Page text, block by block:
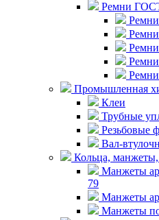
Ремни
Промышленная
Клеи
Трубные
Резьбовые
Вал-
Кольца, манжеты,
Манжеты
79
Манжеты
Манжеты